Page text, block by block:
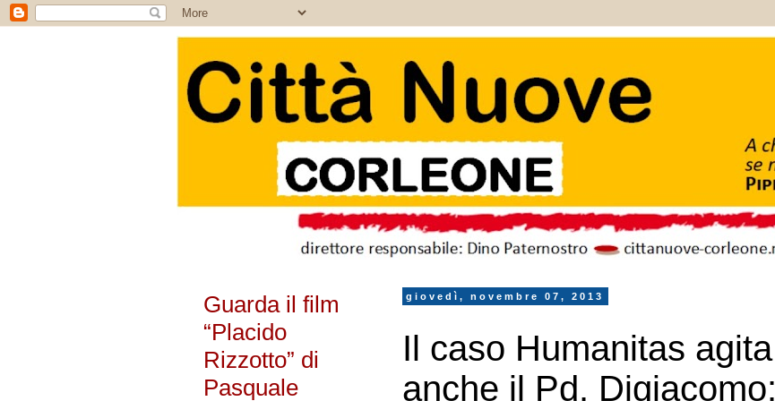
giovedì, novembre 07, 2013
Il caso Humanitas agita
anche il Pd. Digiacomo:
Guarda il film
“Placido
Rizzotto” di
Pasquale